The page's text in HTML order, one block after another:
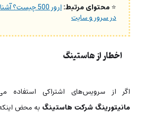
⭐محتوای مرتبط:
در سرور و سایت
اخطار از هاستینگ
اگر از سرویس‌های اشتراکی استفاده
مانیتورینگ شرکت هاستینگ به محض